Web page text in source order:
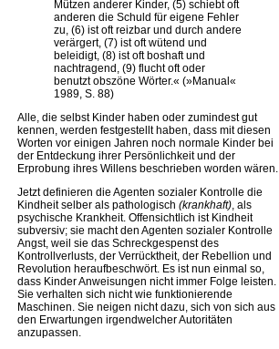
Mützen anderer Kinder, (5) schiebt oft
anderen die Schuld für eigene Fehler
zu, (6) ist oft reizbar und durch andere
verärgert, (7) ist oft wütend und
beleidigt, (8) ist oft boshaft und
nachtragend, (9) flucht oft oder
benutzt obszöne Wörter.« (»Manual«
1989, S. 88)
Alle, die selbst Kinder haben oder zumindest gut
kennen, werden festgestellt haben, dass mit diesen
Worten vor einigen Jahren noch normale Kinder bei
der Entdeckung ihrer Persönlichkeit und der
Erprobung ihres Willens beschrieben worden wären.
Jetzt definieren die Agenten sozialer Kontrolle die
Kindheit selber als pathologisch (krankhaft), als
psychische Krankheit. Offensichtlich ist Kindheit
subversiv; sie macht den Agenten sozialer Kontrolle
Angst, weil sie das Schreckgespenst des
Kontrollverlusts, der Verrücktheit, der Rebellion und
Revolution heraufbeschwört. Es ist nun einmal so,
dass Kinder Anweisungen nicht immer Folge leisten.
Sie verhalten sich nicht wie funktionierende
Maschinen. Sie neigen nicht dazu, sich von sich aus
den Erwartungen irgendwelcher Autoritäten
anzupassen.